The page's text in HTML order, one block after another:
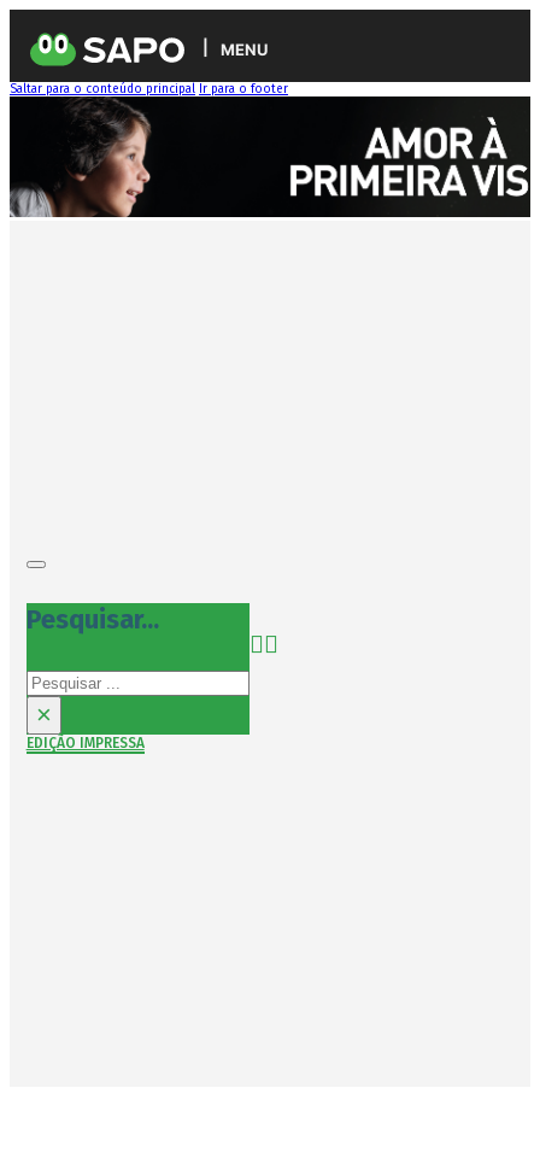
MENU
Saltar para o conteúdo principal Ir para o footer
Pesquisar...
Pesquisar
×
EDIÇÃO IMPRESSA